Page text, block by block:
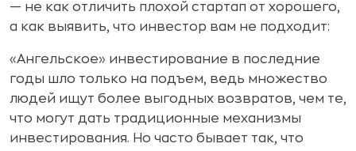
— не как отличить плохой стартап от хорошего,
а как выявить, что инвестор вам не подходит:
«Ангельское» инвестирование в последние
годы шло только на подъем, ведь множество
людей ищут более выгодных возвратов, чем те,
что могут дать традиционные механизмы
инвестирования. Но часто бывает так, что